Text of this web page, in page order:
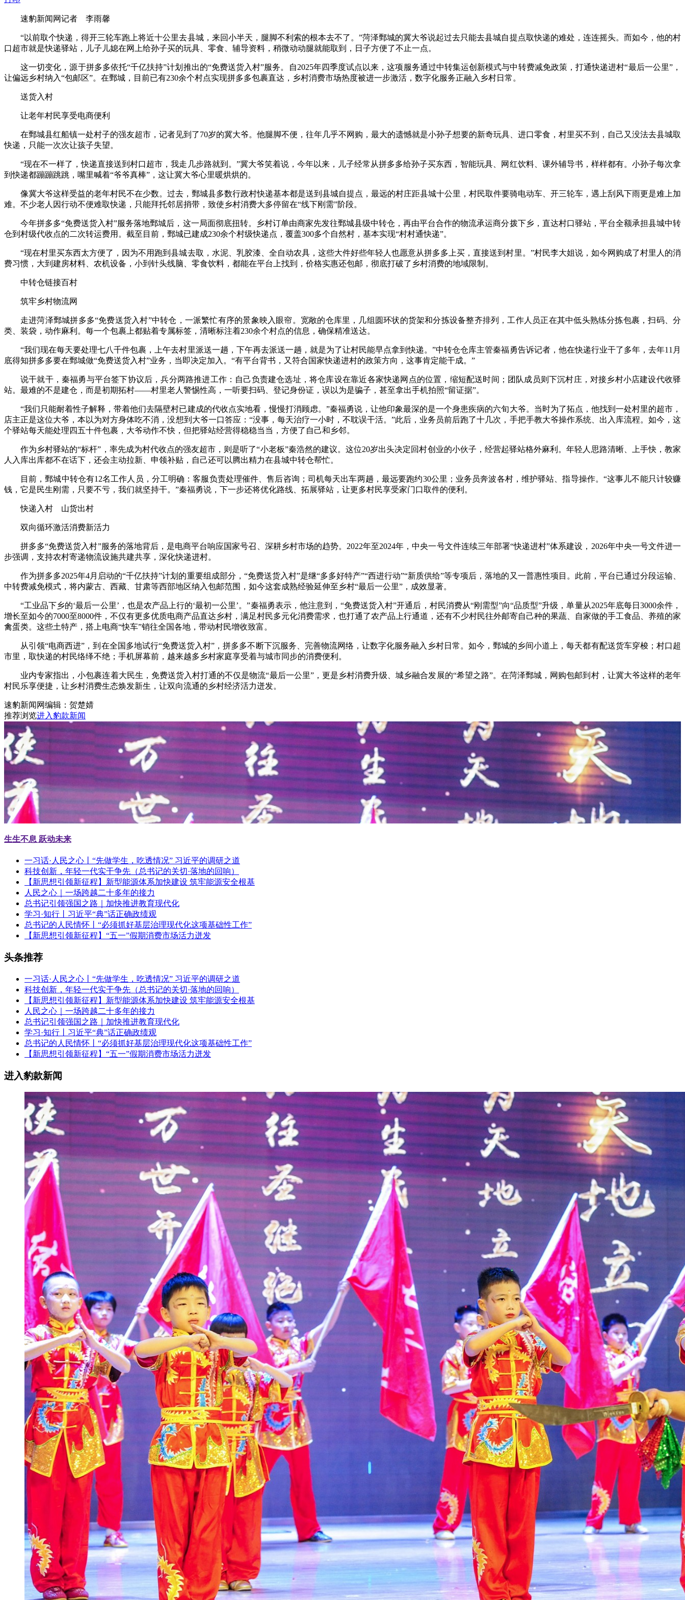
速豹新闻网记者 李雨馨
“以前取个快递，得开三轮车跑上将近十公里去县城，来回小半天，腿脚不利索的根本去不了。”菏泽鄄城的冀大爷说起过去只能去县城自提点取快递的难处，连连摇头。而如今，他的村
口超市就是快递驿站，儿子儿媳在网上给孙子买的玩具、零食、辅导资料，稍微动动腿就能取到，日子方便了不止一点。
这一切变化，源于拼多多依托“千亿扶持”计划推出的“免费送货入村”服务。自2025年四季度试点以来，这项服务通过中转集运创新模式与中转费减免政策，打通快递进村“最后一公里”，
让偏远乡村纳入“包邮区”。在鄄城，目前已有230余个村点实现拼多多包裹直达，乡村消费市场热度被进一步激活，数字化服务正融入乡村日常。
送货入村
让老年村民享受电商便利
在鄄城县红船镇一处村子的强友超市，记者见到了70岁的冀大爷。他腿脚不便，往年几乎不网购，最大的遗憾就是小孙子想要的新奇玩具、进口零食，村里买不到，自己又没法去县城取
快递，只能一次次让孩子失望。
“现在不一样了，快递直接送到村口超市，我走几步路就到。”冀大爷笑着说，今年以来，儿子经常从拼多多给孙子买东西，智能玩具、网红饮料、课外辅导书，样样都有。小孙子每次拿
到快递都蹦蹦跳跳，嘴里喊着“爷爷真棒”，这让冀大爷心里暖烘烘的。
像冀大爷这样受益的老年村民不在少数。过去，鄄城县多数行政村快递基本都是送到县城自提点，最远的村庄距县城十公里，村民取件要骑电动车、开三轮车，遇上刮风下雨更是难上加
难。不少老人因行动不便难取快递，只能拜托邻居捎带，致使乡村消费大多停留在“线下刚需”阶段。
今年拼多多“免费送货入村”服务落地鄄城后，这一局面彻底扭转。乡村订单由商家先发往鄄城县级中转仓，再由平台合作的物流承运商分拨下乡，直达村口驿站，平台全额承担县城中转
仓到村级代收点的二次转运费用。截至目前，鄄城已建成230余个村级快递点，覆盖300多个自然村，基本实现“村村通快递”。
“现在村里买东西太方便了，因为不用跑到县城去取，水泥、乳胶漆、全自动农具，这些大件好些年轻人也愿意从拼多多上买，直接送到村里。”村民李大姐说，如今网购成了村里人的消
费习惯，大到建房材料、农机设备，小到针头线脑、零食饮料，都能在平台上找到，价格实惠还包邮，彻底打破了乡村消费的地域限制。
中转仓链接百村
筑牢乡村物流网
走进菏泽鄄城拼多多“免费送货入村”中转仓，一派繁忙有序的景象映入眼帘。宽敞的仓库里，几组圆环状的货架和分拣设备整齐排列，工作人员正在其中低头熟练分拣包裹，扫码、分
类、装袋，动作麻利。每一个包裹上都贴着专属标签，清晰标注着230余个村点的信息，确保精准送达。
“我们现在每天要处理七八千件包裹，上午去村里派送一趟，下午再去派送一趟，就是为了让村民能早点拿到快递。”中转仓仓库主管秦福勇告诉记者，他在快递行业干了多年，去年11月
底得知拼多多要在鄄城做“免费送货入村”业务，当即决定加入。“有平台背书，又符合国家快递进村的政策方向，这事肯定能干成。”
说干就干，秦福勇与平台签下协议后，兵分两路推进工作：自己负责建仓选址，将仓库设在靠近各家快递网点的位置，缩短配送时间；团队成员则下沉村庄，对接乡村小店建设代收驿
站。最难的不是建仓，而是初期拓村——村里老人警惕性高，一听要扫码、登记身份证，误以为是骗子，甚至拿出手机拍照“留证据”。
“我们只能耐着性子解释，带着他们去隔壁村已建成的代收点实地看，慢慢打消顾虑。”秦福勇说，让他印象最深的是一个身患疾病的六旬大爷。当时为了拓点，他找到一处村里的超市，
店主正是这位大爷，本以为对方身体吃不消，没想到大爷一口答应：“没事，每天治疗一小时，不耽误干活。”此后，业务员前后跑了十几次，手把手教大爷操作系统、出入库流程。如今，这
个驿站每天能处理四五十件包裹，大爷动作不快，但把驿站经营得稳稳当当，方便了自己和乡邻。
作为乡村驿站的“标杆”，率先成为村代收点的强友超市，则是听了“小老板”秦浩然的建议。这位20岁出头决定回村创业的小伙子，经营起驿站格外麻利。年轻人思路清晰、上手快，教家
人入库出库都不在话下，还会主动拉新、申领补贴，自己还可以腾出精力在县城中转仓帮忙。
目前，鄄城中转仓有12名工作人员，分工明确：客服负责处理催件、售后咨询；司机每天出车两趟，最远要跑约30公里；业务员奔波各村，维护驿站、指导操作。“这事儿不能只计较赚
钱，它是民生刚需，只要不亏，我们就坚持干。”秦福勇说，下一步还将优化路线、拓展驿站，让更多村民享受家门口取件的便利。
快递入村 山货出村
双向循环激活消费新活力
拼多多“免费送货入村”服务的落地背后，是电商平台响应国家号召、深耕乡村市场的趋势。2022年至2024年，中央一号文件连续三年部署“快递进村”体系建设，2026年中央一号文件进一
步强调，支持农村寄递物流设施共建共享，深化快递进村。
作为拼多多2025年4月启动的“千亿扶持”计划的重要组成部分，“免费送货入村”是继“多多好特产”“西进行动”“新质供给”等专项后，落地的又一普惠性项目。此前，平台已通过分段运输、
中转费减免模式，将内蒙古、西藏、甘肃等西部地区纳入包邮范围，如今这套成熟经验延伸至乡村“最后一公里”，成效显著。
“工业品下乡的‘最后一公里’，也是农产品上行的‘最初一公里’。”秦福勇表示，他注意到，“免费送货入村”开通后，村民消费从“刚需型”向“品质型”升级，单量从2025年底每日3000余件，
增长至如今的7000至8000件，不仅有更多优质电商产品直达乡村，满足村民多元化消费需求，也打通了农产品上行通道，还有不少村民往外邮寄自己种的果蔬、自家做的手工食品、养殖的家
禽蛋类。这些土特产，搭上电商“快车”销往全国各地，带动村民增收致富。
从引领“电商西进”，到在全国多地试行“免费送货入村”，拼多多不断下沉服务、完善物流网络，让数字化服务融入乡村日常。如今，鄄城的乡间小道上，每天都有配送货车穿梭；村口超
市里，取快递的村民络绎不绝；手机屏幕前，越来越多乡村家庭享受着与城市同步的消费便利。
业内专家指出，小包裹连着大民生，免费送货入村打通的不仅是物流“最后一公里”，更是乡村消费升级、城乡融合发展的“希望之路”。在菏泽鄄城，网购包邮到村，让冀大爷这样的老年
村民乐享便捷，让乡村消费生态焕发新生，让双向流通的乡村经济活力迸发。
速豹新闻网编辑：贺楚婧
推荐浏览进入豹款新闻
生生不息 跃动未来
一习话·人民之心丨“先做学生，吃透情况” 习近平的调研之道
科技创新，年轻一代实干争先（总书记的关切·落地的回响）
【新思想引领新征程】新型能源体系加快建设 筑牢能源安全根基
人民之心｜一场跨越二十多年的接力
总书记引领强国之路｜加快推进教育现代化
学习·知行丨习近平“典”话正确政绩观
总书记的人民情怀丨“必须抓好基层治理现代化这项基础性工作”
【新思想引领新征程】“五一”假期消费市场活力迸发
头条推荐
一习话·人民之心丨“先做学生，吃透情况” 习近平的调研之道
科技创新，年轻一代实干争先（总书记的关切·落地的回响）
【新思想引领新征程】新型能源体系加快建设 筑牢能源安全根基
人民之心｜一场跨越二十多年的接力
总书记引领强国之路｜加快推进教育现代化
学习·知行丨习近平“典”话正确政绩观
总书记的人民情怀丨“必须抓好基层治理现代化这项基础性工作”
【新思想引领新征程】“五一”假期消费市场活力迸发
进入豹款新闻